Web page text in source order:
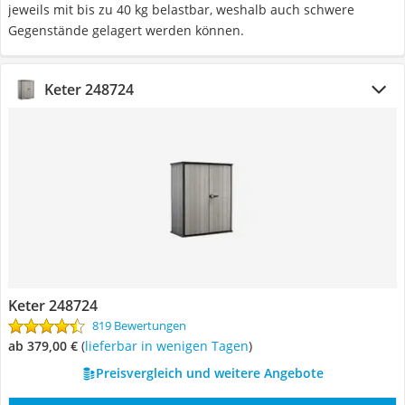
jeweils mit bis zu 40 kg belastbar, weshalb auch schwere
Gegenstände gelagert werden können.
Keter 248724
Keter 248724
819 Bewertungen
ab 379,00 € ( Lieferbar in wenigen Tagen)
Preisvergleich und weitere Angebote